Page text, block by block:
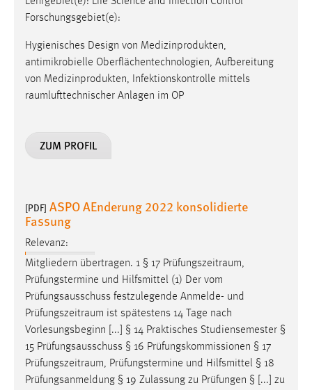
Forschungsgebiet(e):
Hygienisches Design von Medizinprodukten,
antimikrobielle Oberflächentechnologien, Aufbereitung
von Medizinprodukten, Infektionskontrolle mittels
raumlufttechnischer Anlagen im OP
ZUM PROFIL
[PDF] ASPO AEnderung 2022 konsolidierte
Fassung
Relevanz:
Mitgliedern übertragen. 1 § 17 Prüfungszeitraum,
Prüfungstermine und Hilfsmittel (1) Der vom
Prüfungsausschuss festzulegende Anmelde- und
Prüfungszeitraum ist spätestens 14 Tage nach
Vorlesungsbeginn [...] § 14 Praktisches Studiensemester §
15 Prüfungsausschuss § 16 Prüfungskommissionen § 17
Prüfungszeitraum, Prüfungstermine und Hilfsmittel § 18
Prüfungsanmeldung § 19 Zulassung zu Prüfungen § [...] zu